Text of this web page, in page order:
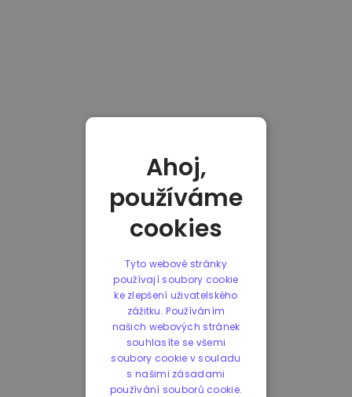
Ahoj,
používáme
cookies
Tyto webové stránky
používají soubory cookie
ke zlepšení uživatelského
zážitku. Používáním
našich webových stránek
souhlasíte se všemi
soubory cookie v souladu
s našimi zásadami
používání souborů cookie.